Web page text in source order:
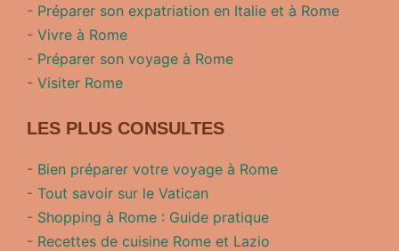
- Préparer son expatriation en Italie et à Rome
- Vivre à Rome
- Préparer son voyage à Rome
- Visiter Rome
LES PLUS CONSULTES
- Bien préparer votre voyage à Rome
- Tout savoir sur le Vatican
- Shopping à Rome : Guide pratique
- Recettes de cuisine Rome et Lazio